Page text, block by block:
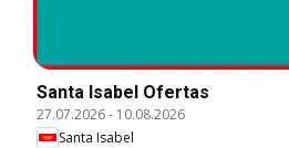
Santa Isabel Ofertas
27.07.2026- 10.08.2026
Santa Isabel